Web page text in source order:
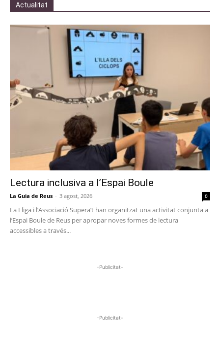
Actualitat
Lectura inclusiva a l’Espai Boule
La Guia de Reus - 3 agost, 2026 0
La Lliga i l’Associació Supera’t han organitzat una activitat conjunta a
l’Espai Boule de Reus per apropar noves formes de lectura
accessibles a través...
-Publicitat-
-Publicitat-